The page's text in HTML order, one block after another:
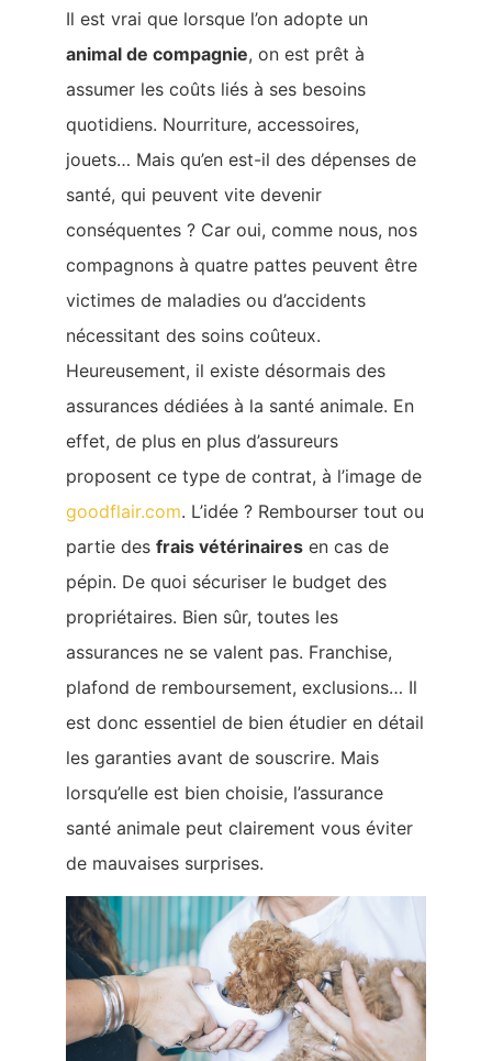
Il est vrai que lorsque l’on adopte un
animal de compagnie, on est prêt à
assumer les coûts liés à ses besoins
quotidiens. Nourriture, accessoires,
jouets… Mais qu’en est-il des dépenses de
santé, qui peuvent vite devenir
conséquentes ? Car oui, comme nous, nos
compagnons à quatre pattes peuvent être
victimes de maladies ou d’accidents
nécessitant des soins coûteux.
Heureusement, il existe désormais des
assurances dédiées à la santé animale. En
effet, de plus en plus d’assureurs
proposent ce type de contrat, à l’image de
goodflair.com. L’idée ? Rembourser tout ou
partie des frais vétérinaires en cas de
pépin. De quoi sécuriser le budget des
propriétaires. Bien sûr, toutes les
assurances ne se valent pas. Franchise,
plafond de remboursement, exclusions… Il
est donc essentiel de bien étudier en détail
les garanties avant de souscrire. Mais
lorsqu’elle est bien choisie, l’assurance
santé animale peut clairement vous éviter
de mauvaises surprises.